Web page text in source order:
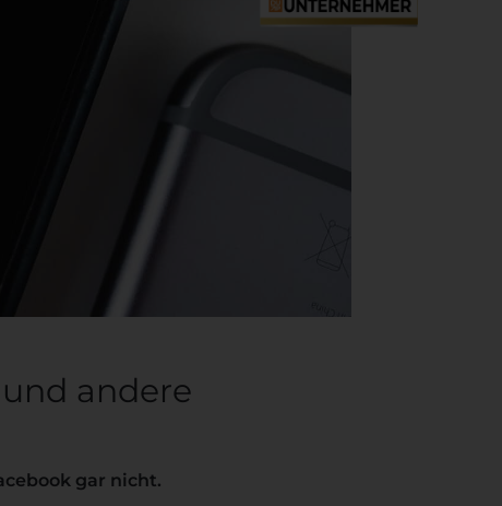
andere
gar nicht.